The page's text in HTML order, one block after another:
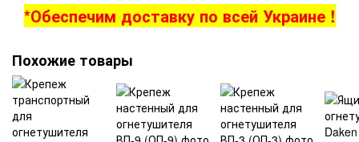
*Обеспечим доставку по всей Украине !
Похожие товары